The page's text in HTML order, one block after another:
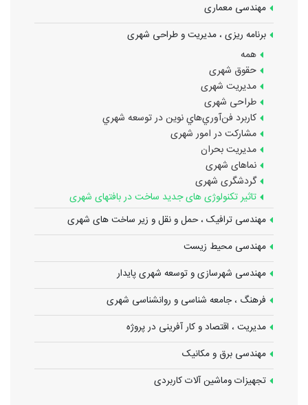
مهندسی معماری
برنامه ریزی ، مدیریت و طراحی شهری
همه
حقوق شهری
مدیریت شهری
طراحی شهری
كاربرد فن‌آوري‌هاي نوين در توسعه شهري
مشارکت در امور شهری
مدیریت بحران
نماهای شهری
گردشگری شهری
تاثیر تکنولوژی های جدید ساخت در بافتهای شهری
مهندسی ترافیک ، حمل و نقل و زیر ساخت های شهری
مهندسی محیط زیست
مهندسی شهرسازی و توسعه شهری پایدار
فرهنگ ، جامعه شناسی و روانشناسی شهری
مدیریت ، اقتصاد و کار آفرینی در پروژه
مهندسی برق و مکانیک
تجهیزات وماشین آلات کاربردی